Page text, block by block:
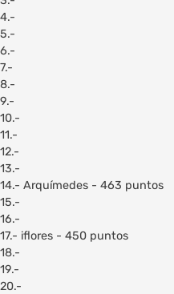
4.-
5.-
6.-
7.-
8.-
9.-
10.-
11.-
12.-
13.-
14.- Arquímedes - 463 puntos
15.-
16.-
17.- iflores - 450 puntos
18.-
19.-
20.-